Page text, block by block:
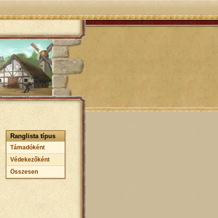
Ranglista típus
Támadóként
Védekezőként
Összesen